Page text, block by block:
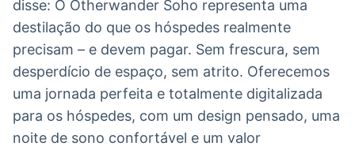
disse: O Otherwander Soho representa uma
destilação do que os hóspedes realmente
precisam – e devem pagar. Sem frescura, sem
desperdício de espaço, sem atrito. Oferecemos
uma jornada perfeita e totalmente digitalizada
para os hóspedes, com um design pensado, uma
noite de sono confortável e um valor